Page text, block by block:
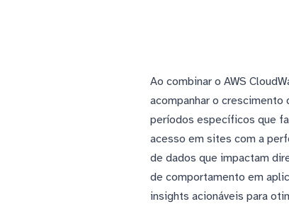
Ao combinar o AWS
acompanhar o crescimento
períodos específicos que
acesso em sites com a
de dados que impactam
de comportamento em
insights acionáveis para